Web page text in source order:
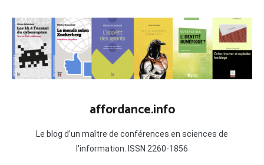
contenu
affordance.info
Le blog d'un maître de conférences en sciences de
l'information. ISSN 2260-1856